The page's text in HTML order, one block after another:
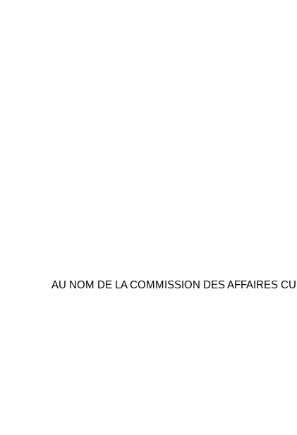
AU NOM DE LA COMMISSION DES AFFAIRES